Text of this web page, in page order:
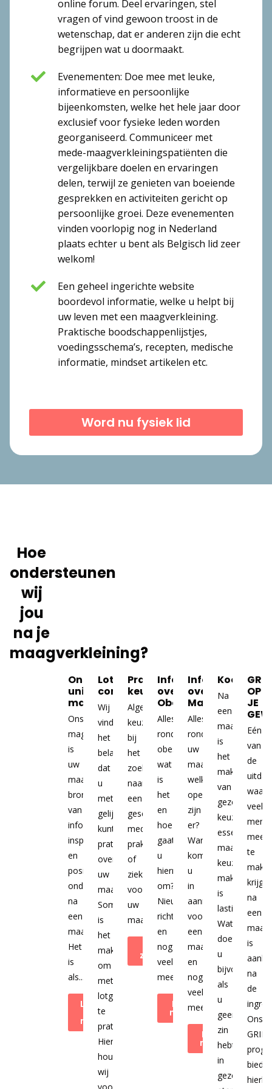
online forum. Deel ervaringen, stel
vragen of vind gewoon troost in de
wetenschap, dat er anderen zijn die echt
begrijpen wat u doormaakt.
Evenementen: Doe mee met leuke,
informatieve en persoonlijke
bijeenkomsten, welke het hele jaar door
exclusief voor fysieke leden worden
georganiseerd. Communiceer met
mede-maagverkleiningspatiënten die
vergelijkbare doelen en ervaringen
delen, terwijl ze genieten van boeiende
gesprekken en activiteiten gericht op
persoonlijke groei. Deze evenementen
vinden voorlopig nog in Nederland
plaats echter u bent als Belgisch lid zeer
welkom!
Een geheel ingerichte website
boordevol informatie, welke u helpt bij
uw leven met een maagverkleining.
Praktische boodschappenlijstjes,
voedingsschema’s, recepten, medische
informatie, mindset artikelen etc.
Word nu fysiek lid
Hoe
ondersteunen
wij
jou
na je
maagverkleining?
Ons
unieke
magazine
Ons
magazine
is
uw
maandelijkse
bron
van
informatie,
inspiratie
en
positieve
ondersteuning
na
een
maagverkleiningsoperatie.
Het
is
als...
Lees meer
over ons
magazine
Lotgenoten
contact
Wij
vinden
het
belangrijk
dat
u
met
gelijkgestemden
kunt
praten
over
uw
maagverkleining.
Soms
is
het
makkelijker
om
met
lotgenoten
te
praten.
Hiervoor
houden
wij
voor
Praktische
keuzehulp
Algemene
keuzehulp
bij
het
zoeken
naar
een
geschikte
medische
praktijk
of
ziekenhuis
voor
uw
maagverkleining.
Bekijk de
ziekenhuizen
Info
over
Obesitas
Alles
rondom
obesitas,
wat
is
het
en
hoe
gaat
u
hiermee
om?
Nieuwe
richtlijnen
en
nog
veel
meer.
Leer
meer
Info
over
Alles
rondom
uw
maagverkleining,
welke
operaties
zijn
er?
Wanneer
komt
u
in
aanmerking
voor
een
maagverkleining
en
nog
veel
meer.
Leer
meer
Na
een
is
het
maken
van
gezonde
keuzes
essentieel,
maar
keuzes
maken
is
lastig.
Wat
doet
u
bijvoorbeeld
als
u
geen
zin
hebt
in
gezond
GRIP
OP
JE
Eén
van
de
waar
veel
mee
te
na
een
is
na
de
Ons
biedt
hierbij